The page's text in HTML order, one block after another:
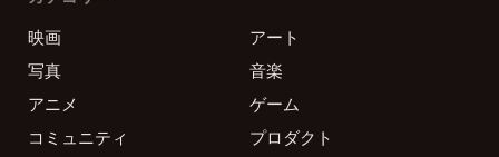
映画
アート
写真
音楽
アニメ
ゲーム
コミュニティ
プロダクト